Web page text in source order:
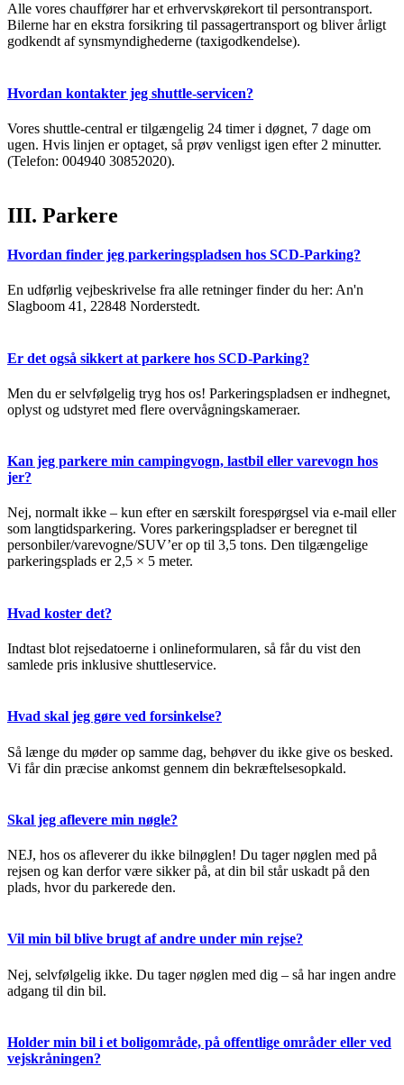
Alle vores chauffører har et erhvervskørekort til persontransport.
Bilerne har en ekstra forsikring til passagertransport og bliver årligt
godkendt af synsmyndighederne (taxigodkendelse).
Hvordan kontakter jeg shuttle-servicen?
Vores shuttle-central er tilgængelig 24 timer i døgnet, 7 dage om
ugen. Hvis linjen er optaget, så prøv venligst igen efter 2 minutter.
(Telefon: 004940 30852020).
III. Parkere
Hvordan finder jeg parkeringspladsen hos SCD-Parking?
En udførlig vejbeskrivelse fra alle retninger finder du her: An'n
Slagboom 41, 22848 Norderstedt.
Er det også sikkert at parkere hos SCD-Parking?
Men du er selvfølgelig tryg hos os! Parkeringspladsen er indhegnet,
oplyst og udstyret med flere overvågningskameraer.
Kan jeg parkere min campingvogn, lastbil eller varevogn hos
jer?
Nej, normalt ikke – kun efter en særskilt forespørgsel via e-mail eller
som langtidsparkering. Vores parkeringspladser er beregnet til
personbiler/varevogne/SUV’er op til 3,5 tons. Den tilgængelige
parkeringsplads er 2,5 × 5 meter.
Hvad koster det?
Indtast blot rejsedatoerne i onlineformularen, så får du vist den
samlede pris inklusive shuttleservice.
Hvad skal jeg gøre ved forsinkelse?
Så længe du møder op samme dag, behøver du ikke give os besked.
Vi får din præcise ankomst gennem din bekræftelsesopkald.
Skal jeg aflevere min nøgle?
NEJ, hos os afleverer du ikke bilnøglen! Du tager nøglen med på
rejsen og kan derfor være sikker på, at din bil står uskadt på den
plads, hvor du parkerede den.
Vil min bil blive brugt af andre under min rejse?
Nej, selvfølgelig ikke. Du tager nøglen med dig – så har ingen andre
adgang til din bil.
Holder min bil i et boligområde, på offentlige områder eller ved
vejskråningen?